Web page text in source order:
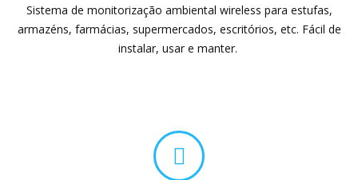
Sistema de monitorização ambiental wireless para estufas,
armazéns, farmácias, supermercados, escritórios, etc. Fácil de
instalar, usar e manter.